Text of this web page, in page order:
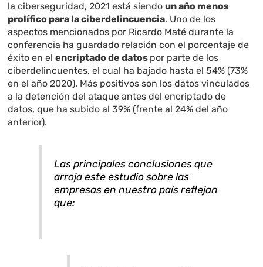
la ciberseguridad, 2021 está siendoun año menos
prolífico para la ciberdelincuencia. Uno de los
aspectos mencionados por Ricardo Maté durante la
conferencia ha guardado relación con el porcentaje de
éxito en elencriptado de datos por parte de los
ciberdelincuentes, el cual ha bajado hasta el 54% (73%
en el año 2020). Más positivos son los datos vinculados
a la detención del ataque antes del encriptado de
datos, que ha subido al 39% (frente al 24% del año
anterior).
Las principales conclusiones que
arroja este estudio sobre las
empresas en nuestro país reflejan
que: